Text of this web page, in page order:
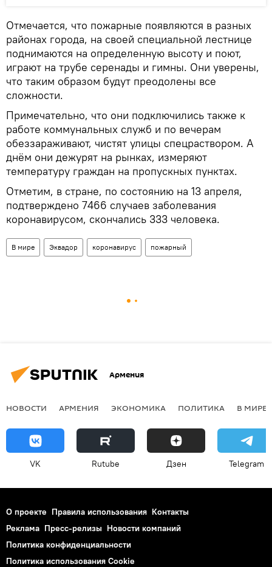
Отмечается, что пожарные появляются в разных
районах города, на своей специальной лестнице
поднимаются на определенную высоту и поют,
играют на трубе серенады и гимны. Они уверены,
что таким образом будут преодолены все
сложности.
Примечательно, что они подключились также к
работе коммунальных служб и по вечерам
обеззараживают, чистят улицы спецраствором. А
днём они дежурят на рынках, измеряют
температуру граждан на пропускных пунктах.
Отметим, в стране, по состоянию на 13 апреля,
подтверждено 7466 случаев заболевания
коронавирусом, скончались 333 человека.
В мире Эквадор коронавирус пожарный
Армения
НОВОСТИ АРМЕНИЯ ЭКОНОМИКА ПОЛИТИКА В МИРЕ
VK Rutube Дзен Telegram
О проекте Правила использования Контакты
Реклама Пресс-релизы Новости компаний
Политика конфиденциальности
Политика использования Cookie